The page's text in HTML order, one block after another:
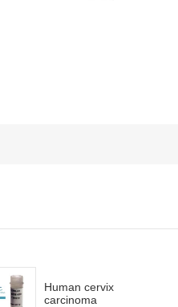
Human cervix
carcinoma